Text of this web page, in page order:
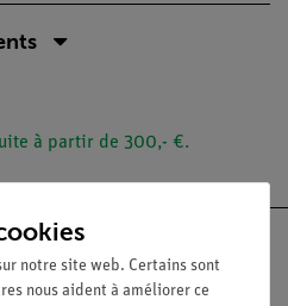
à partir de 300,- €.
notre site web. Certains sont
nous aident à améliorer ce